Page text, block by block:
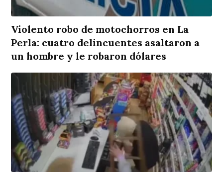
Violento robo de motochorros en La
Perla: cuatro delincuentes asaltaron a
un hombre y le robaron dólares